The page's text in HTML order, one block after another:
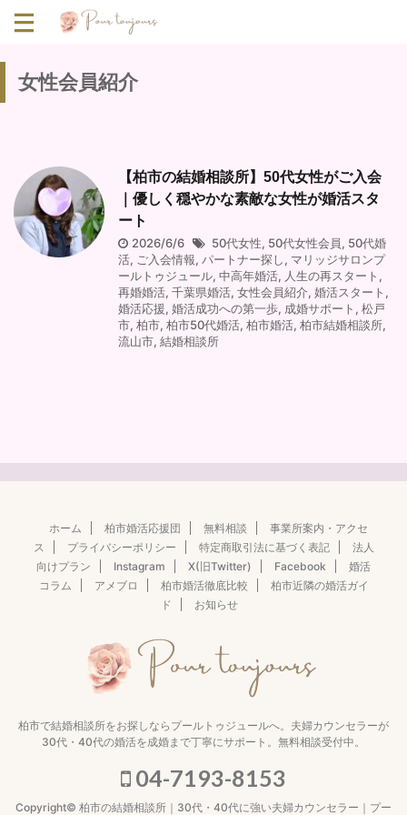
女性会員紹介
【柏市の結婚相談所】50代女性がご入会
｜優しく穏やかな素敵な女性が婚活スタ
ート
2026/6/6 50代女性, 50代女性会員, 50代婚
活, ご入会情報, パートナー探し, マリッジサロンプ
ールトゥジュール, 中高年婚活, 人生の再スタート ,
再婚婚活, 千葉県婚活, 女性会員紹介, 婚活スタート ,
婚活応援, 婚活成功への第一歩, 成婚サポート , 松戸
市, 柏市, 柏市50代婚活, 柏市婚活, 柏市結婚相談所,
流山市, 結婚相談所
ホーム 柏市婚活応援団 無料相談
事業所案内・アクセ
ス
プライバシーポリシー 特定商取引法に基づく表記
法人
向けプラン
Instagram X(旧Twitter) Facebook
婚活
コラム
アメブロ 柏市婚活徹底比較
柏市近隣の婚活ガイ
ド
お知らせ
柏市で結婚相談所をお探しならプールトゥジュールへ。夫婦カウンセラーが
30代・40代の婚活を成婚まで丁寧にサポート。無料相談受付中。
04-7193-8153
Copyright© 柏市の結婚相談所｜30代・40代に強い夫婦カウンセラー｜プー